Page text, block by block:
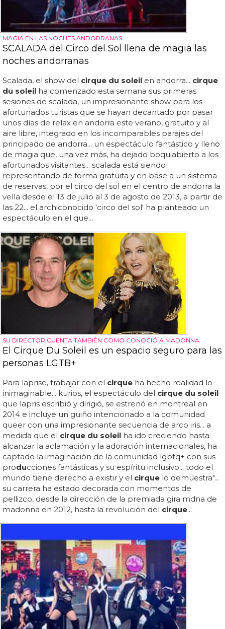
MAGIA EN LAS NOCHES ANDORRANAS
SCALADA del Circo del Sol llena de magia las
noches andorranas
Scalada, el show del cirque du soleil en andorra... cirque
du soleil ha comenzado esta semana sus primeras
sesiones de scalada, un impresionante show para los
afortunados turistas que se hayan decantado por pasar
unos días de relax en andorra este verano, gratuito y al
aire libre, integrado en los incomparables parajes del
principado de andorra... un espectáculo fantástico y lleno
de magia que, una vez más, ha dejado boquiabierto a los
afortunados visitantes... scalada está siendo
representando de forma gratuita y en base a un sistema
de reservas, por el circo del sol en el centro de andorra la
vella desde el 13 de julio al 3 de agosto de 2013, a partir de
las 22... el archiconocido 'circo del sol' ha planteado un
espectáculo en el que...
SU DIRECTOR CUENTA TAMBIÉN COMO CONOCIÓ A MADONNA
El Cirque Du Soleil es un espacio seguro para las
personas LGTB+
Para laprise, trabajar con el cirque ha hecho realidad lo
inimaginable... kurios, el espectáculo del cirque du soleil
que lapris escribió y dirigió, se estrenó en montreal en
2014 e incluye un guiño intencionado a la comunidad
queer con una impresionante secuencia de arco iris... a
medida que el cirque du soleil ha ido creciendo hasta
alcanzar la aclamación y la adoración internacionales, ha
captado la imaginación de la comunidad lgbtq+ con sus
producciones fantásticas y su espíritu inclusivo... todo el
mundo tiene derecho a existir y el cirque lo demuestra"...
su carrera ha estado decorada con momentos de
pellizco, desde la dirección de la premiada gira mdna de
madonna en 2012, hasta la revolución del cirque...